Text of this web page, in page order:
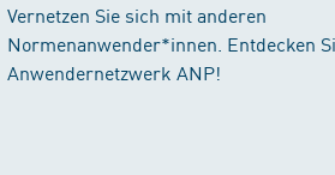
Vernetzen Sie sich mit anderen
Normenanwender*innen. Entdecken
Anwendernetzwerk ANP!